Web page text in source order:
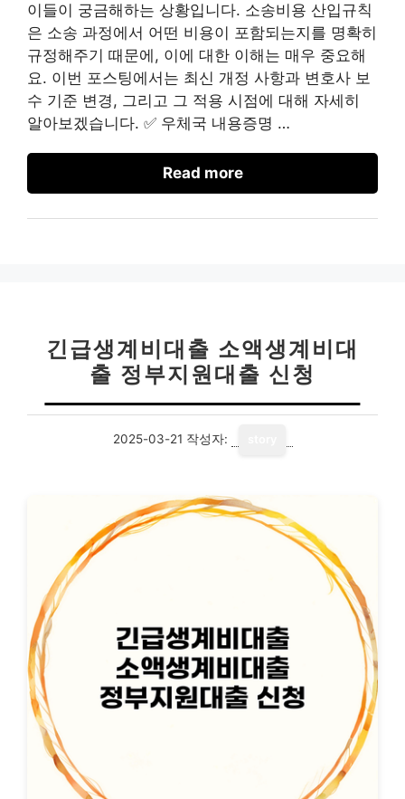
이들이 궁금해하는 상황입니다. 소송비용 산입규칙
은 소송 과정에서 어떤 비용이 포함되는지를 명확히
규정해주기 때문에, 이에 대한 이해는 매우 중요해
요. 이번 포스팅에서는 최신 개정 사항과 변호사 보
수 기준 변경, 그리고 그 적용 시점에 대해 자세히
알아보겠습니다. ✅ 우체국 내용증명 …
Read more
긴급생계비대출 소액생계비대
출 정부지원대출 신청
2025-03-21 작성자: